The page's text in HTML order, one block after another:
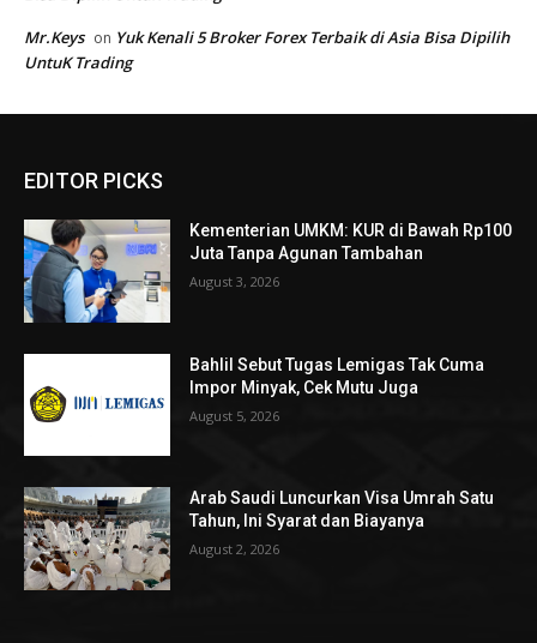
EDITOR PICKS
Kementerian UMKM: KUR di Bawah Rp100
Juta Tanpa Agunan Tambahan
August 3, 2026
Bahlil Sebut Tugas Lemigas Tak Cuma
Impor Minyak, Cek Mutu Juga
August 5, 2026
Arab Saudi Luncurkan Visa Umrah Satu
Tahun, Ini Syarat dan Biayanya
August 2, 2026